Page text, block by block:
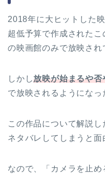
2018年に大ヒットした映
超低予算で作成された
の映画館のみで放映され
しかし放映が始まるや
で放映されるようになっ
この作品について解説
ネタバレしてしまうと面
なので、「カメラを止